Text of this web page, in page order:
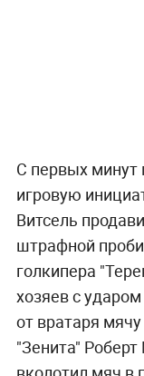
С первых минут
игровую
Витсель
штрафной
голкипера
хозяев с
от вратаря
"Зенита"